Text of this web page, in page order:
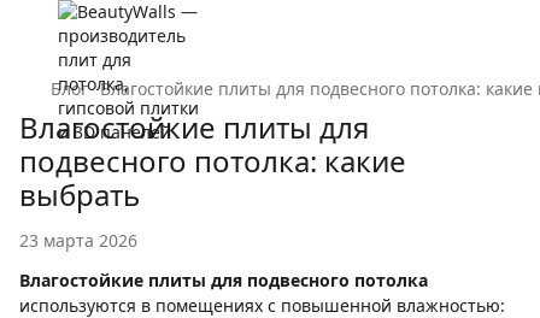
Блог Влагостойкие плиты для подвесного потолка:
Влагостойкие плиты для
подвесного потолка: какие
выбрать
23 марта 2026
Влагостойкие плиты для подвесного потолка
используются в помещениях с повышенной влажностью: